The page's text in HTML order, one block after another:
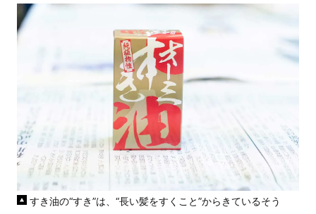
すき油の“すき”は、“長い髪をすくこと”からきているそう